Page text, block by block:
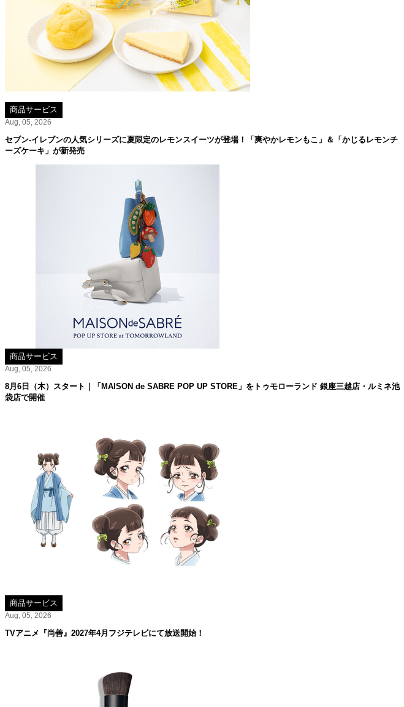
商品サービス
Aug, 05, 2026
セブン‐イレブンの人気シリーズに夏限定のレモンスイーツが登場！「爽やかレモンもこ」＆「かじるレモンチ
ーズケーキ」が新発売
商品サービス
Aug, 05, 2026
8月6日（木）スタート｜「MAISON de SABRE POP UP STORE」をトゥモローランド 銀座三越店・ルミネ池
袋店で開催
商品サービス
Aug, 05, 2026
TVアニメ『尚善』2027年4月フジテレビにて放送開始！